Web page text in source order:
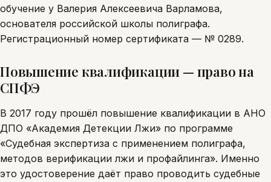
обучение у Валерия Алексеевича Варламова,
основателя российской школы полиграфа.
Регистрационный номер сертификата — № 0289.
Повышение квалификации — право на
СПФЭ
В 2017 году прошёл повышение квалификации в АНО
ДПО «Академия Детекции Лжи» по программе
«Судебная экспертиза с применением полиграфа,
методов верификации лжи и профайлинга». Именно
это удостоверение даёт право проводить судебные